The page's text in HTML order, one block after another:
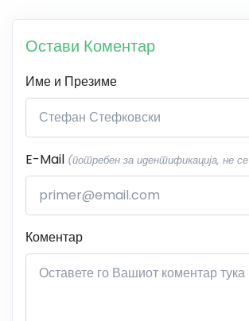
Остави Коментар
Име и Презиме
E-Mail (потребен за идентификација, не се
Коментар